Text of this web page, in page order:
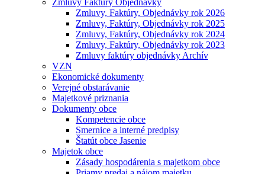
Zmluvy Faktúry Objednávky
Zmluvy, Faktúry, Objednávky rok 2026
Zmluvy, Faktúry, Objednávky rok 2025
Zmluvy, Faktúry, Objednávky rok 2024
Zmluvy, Faktúry, Objednávky rok 2023
Zmluvy faktúry objednávky Archív
VZN
Ekonomické dokumenty
Verejné obstarávanie
Majetkové priznania
Dokumenty obce
Kompetencie obce
Smernice a interné predpisy
Štatút obce Jasenie
Majetok obce
Zásady hospodárenia s majetkom obce